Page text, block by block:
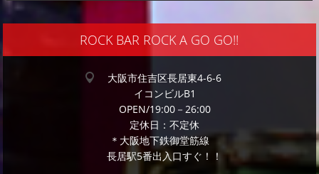
ROCK BAR ROCK A GO GO!!
大阪市住吉区長居東4-6-6
イコンビルB1
OPEN/19:00－26:00
定休日：不定休
＊大阪地下鉄御堂筋線
長居駅5番出入口すぐ！！